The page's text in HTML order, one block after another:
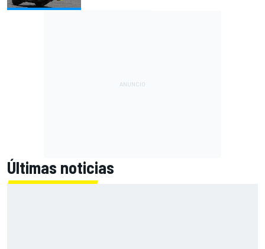
Últimas noticias